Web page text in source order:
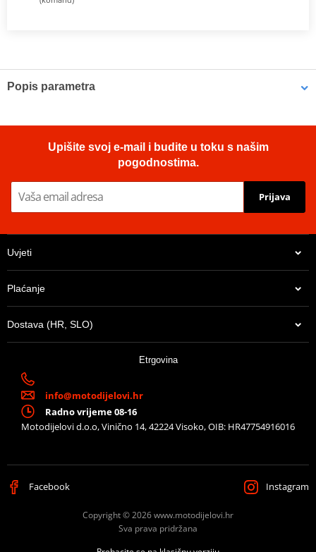
Popis parametra
APPROVAL
EC approved
Catalytic converter
kit
Line
SPORT
Noise emissions EC
approval
Product info
Gas emissions EC
Upišite svoj e-mail i budite u toku s našim
pogodnostima.
Prijava
Uvjeti
Plaćanje
Dostava (HR, SLO)
Etrgovina
info@motodijelovi.hr
Radno vrijeme 08-16
Motodijelovi d.o.o, Vinično 14, 42224 Visoko, OIB: HR47754916016
Facebook Instagram
Copyright © 2026 www.motodijelovi.hr
Sva prava pridržana